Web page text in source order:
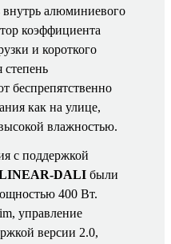
внутрь алюминиевого
коэффициента
и короткого
степень
беспрепятственно
как на улице,
влажностью.
с поддержкой
DALI были
400 Вт.
управление
версии 2.0,